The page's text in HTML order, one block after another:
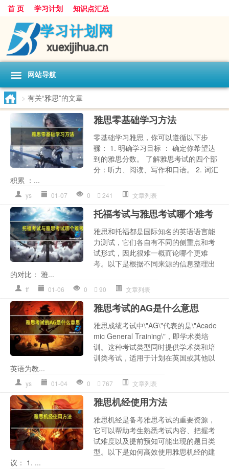
首 页 学习计划 知识点汇总
网站导航
> 有关“雅思”的文章
雅思零基础学习方法
零基础学习雅思，你可以遵循以下步
骤： 1. 明确学习目标 ： 确定你希望达
到的雅思分数。 了解雅思考试的四个部
分：听力、阅读、写作和口语。 2. 词汇
积累 ：...
ys 01-07 0 241 文章列表
托福考试与雅思考试哪个难考
雅思和托福都是国际知名的英语语言能
力测试，它们各自有不同的侧重点和考
试形式，因此很难一概而论哪个更难
考。以下是根据不同来源的信息整理出
的对比： 雅...
tf 01-06 0 90 文章列表
雅思考试的AG是什么意思
雅思成绩考试中\"AG\"代表的是\"Acade
mic General Training\"，即学术类培
训。这种考试类型同时提供学术类和培
训类考试，适用于计划在英国或其他以
英语为教...
ys 01-04 0 767 文章列表
雅思机经使用方法
雅思机经是备考雅思考试的重要资源，
它可以帮助考生熟悉考试内容、把握考
试难度以及提前预知可能出现的题目类
型。以下是如何高效使用雅思机经的建
议： 1. ...